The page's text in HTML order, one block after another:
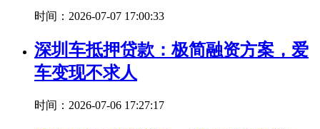
时间：2026-07-07 17:00:33
深圳车抵押贷款：极简融资方案，爱
车变现不求人
时间：2026-07-06 17:27:17